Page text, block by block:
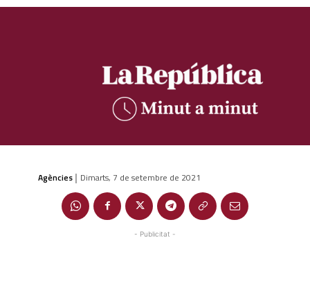
Agències | Dimarts, 7 de setembre de 2021
- Publicitat -